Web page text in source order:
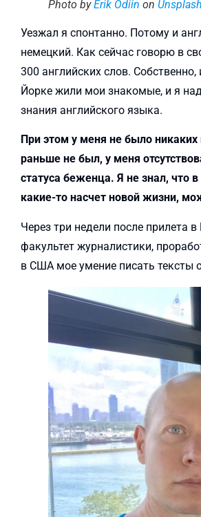
Photo byErik Odiin on Unsplash
Уезжал я спонтанно. Потому и
немецкий. Как сейчас говорю в
300 английских слов.
Йорке жили мои знакомые, и я
знания английского языка.
При этом у меня не было
раньше не был, у меня
статуса беженца. Я не знал, что
какие-то насчет новой жизни,
Через три недели после прилета
факультет журналистики,
в США мое умение писать тексты